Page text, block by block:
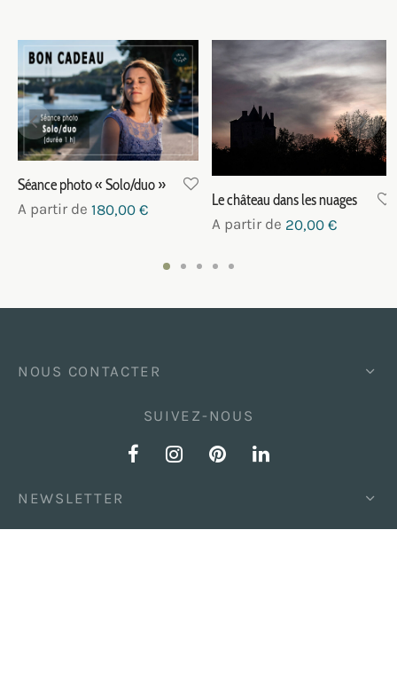
Séance photo « Solo/duo »
A partir de 180,00 €
Le château dans les nuages
A partir de 20,00 €
NOUS CONTACTER
SUIVEZ-NOUS
NEWSLETTER